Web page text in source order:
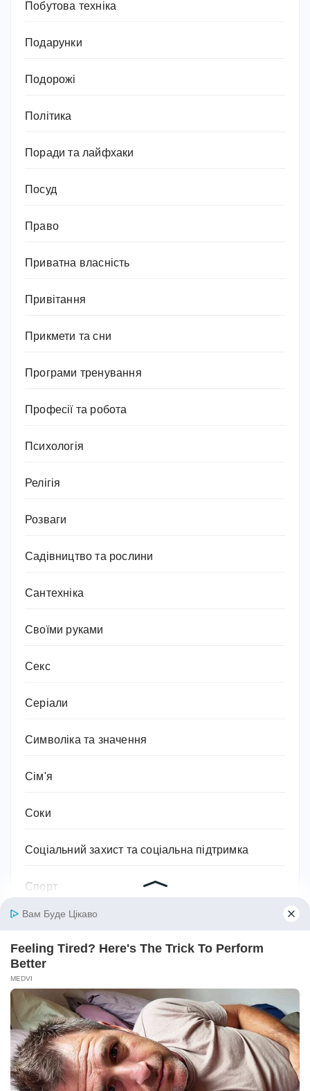
Побутова техніка
Подарунки
Подорожі
Політика
Поради та лайфхаки
Посуд
Право
Приватна власність
Привітання
Прикмети та сни
Програми тренування
Професії та робота
Психологія
Релігія
Розваги
Садівництво та рослини
Сантехніка
Своїми руками
Секс
Серіали
Символіка та значення
Сім'я
Соки
Соціальний захист та соціальна підтримка
Спорт
Супільство
Тваринництво
Технології, техніка та гаджети
Традиції